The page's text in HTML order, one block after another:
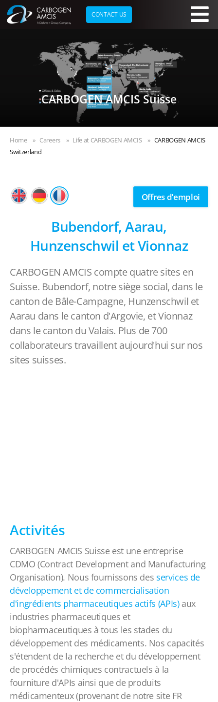
CONTACT US
CARBOGEN AMCIS Suisse
Home Careers Life at CARBOGEN AMCIS
CARBOGEN AMCIS
Switzerland
Offres d’emploi
Bubendorf, Aarau,
Hunzenschwil et Vionnaz
CARBOGEN AMCIS compte quatre sites en
Suisse. Bubendorf, notre siège social, dans le
canton de Bâle-Campagne, Hunzenschwil et
Aarau dans le canton d'Argovie, et Vionnaz
dans le canton du Valais. Plus de 700
collaborateurs travaillent aujourd'hui sur nos
sites suisses.
Activités
CARBOGEN AMCIS Suisse est une entreprise
CDMO (Contract Development and Manufacturing
Organisation). Nous fournissons des services de
développement et de commercialisation
d'ingrédients pharmaceutiques actifs (APIs)aux
industries pharmaceutiques et
biopharmaceutiques à tous les stades du
développement des médicaments. Nos capacités
s'étendent de la recherche et du développement
de procédés chimiques contractuels à la
fourniture d'APIs ainsi que de produits
médicamenteux (provenant de notre site FR